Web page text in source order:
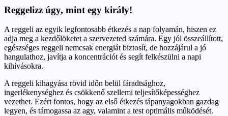
Reggelizz úgy, mint egy király!
A reggeli az egyik legfontosabb étkezés a nap folyamán, hiszen ez
adja meg a kezdőlöketet a szervezeted számára. Egy jól összeállított,
egészséges reggeli nemcsak energiát biztosít, de hozzájárul a jó
hangulathoz, javítja a koncentrációt és segít felkészülni a napi
kihívásokra.
A reggeli kihagyása rövid időn belül fáradtsághoz,
ingerlékenységhez és csökkenő szellemi teljesítőképességhez
vezethet. Ezért fontos, hogy az első étkezés tápanyagokban gazdag
legyen, és támogassa az agy, valamint a test optimális működését.